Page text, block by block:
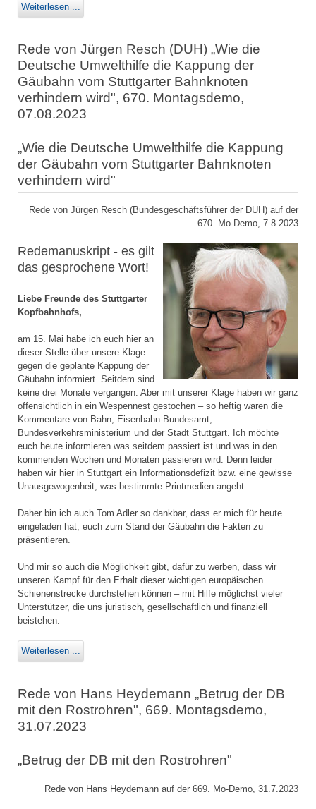
Weiterlesen ...
Rede von Jürgen Resch (DUH) „Wie die
Deutsche Umwelthilfe die Kappung der
Gäubahn vom Stuttgarter Bahnknoten
verhindern wird", 670. Montagsdemo,
07.08.2023
„Wie die Deutsche Umwelthilfe die Kappung
der Gäubahn vom Stuttgarter Bahnknoten
verhindern wird"
Rede von Jürgen Resch (Bundesgeschäftsführer der DUH) auf der
670. Mo-Demo, 7.8.2023
Redemanuskript - es gilt
das gesprochene Wort!
Liebe Freunde des Stuttgarter
Kopfbahnhofs,
am 15. Mai habe ich euch hier an
dieser Stelle über unsere Klage
gegen die geplante Kappung der
Gäubahn informiert. Seitdem sind
keine drei Monate vergangen. Aber mit unserer Klage haben wir ganz
offensichtlich in ein Wespennest gestochen – so heftig waren die
Kommentare von Bahn, Eisenbahn-Bundesamt,
Bundesverkehrsministerium und der Stadt Stuttgart. Ich möchte
euch heute informieren was seitdem passiert ist und was in den
kommenden Wochen und Monaten passieren wird. Denn leider
haben wir hier in Stuttgart ein Informationsdefizit bzw. eine gewisse
Unausgewogenheit, was bestimmte Printmedien angeht.
Daher bin ich auch Tom Adler so dankbar, dass er mich für heute
eingeladen hat, euch zum Stand der Gäubahn die Fakten zu
präsentieren.
Und mir so auch die Möglichkeit gibt, dafür zu werben, dass wir
unseren Kampf für den Erhalt dieser wichtigen europäischen
Schienenstrecke durchstehen können – mit Hilfe möglichst vieler
Unterstützer, die uns juristisch, gesellschaftlich und finanziell
beistehen.
Weiterlesen ...
Rede von Hans Heydemann „Betrug der DB
mit den Rostrohren", 669. Montagsdemo,
31.07.2023
„Betrug der DB mit den Rostrohren"
Rede von Hans Heydemann auf der 669. Mo-Demo, 31.7.2023